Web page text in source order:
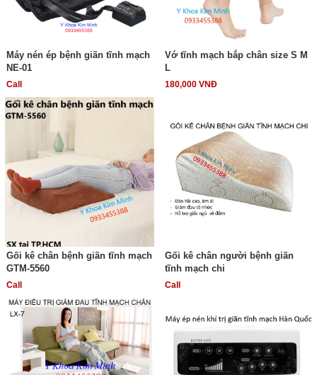
Máy nén ép bệnh giãn tĩnh mạch
NE-01
Call
Vớ tĩnh mạch bắp chân size S M
L
180,000 VNĐ
Gối kê chân bệnh giãn tĩnh mạch
GTM-5560
Call
Gối kê chân người bệnh giãn
tĩnh mạch chi
Call